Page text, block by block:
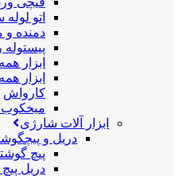
اتو
دمنده و
ابزار
ابزار
کارواش
میخکوب
ابزار آلات شارژی
دریل و
پیچ
دریل